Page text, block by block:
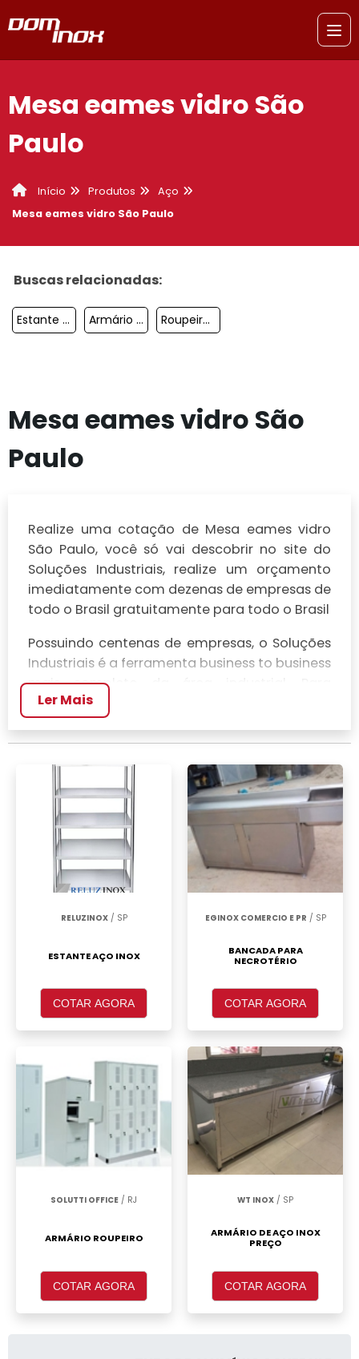
Mesa eames vidro São
Paulo
Início Produtos
Aço
Mesa eames vidro São Paulo
Buscas relacionadas:
Estante De Aço Reforçada São Bernardo Do Campo Armário De Aço Tipo Roupeiro Campinas Roupeiro De Aço 20 Portas Com Chave Diadema
Mesa eames vidro São
Paulo
Realize uma cotação de Mesa eames vidro
São Paulo, você só vai descobrir no site do
Soluções Industriais, realize um orçamento
imediatamente com dezenas de empresas de
todo o Brasil gratuitamente para todo o Brasil
Possuindo centenas de empresas, o Soluções
Industriais é a ferramenta business to business
mais completo da área industrial. Para
realizar um orçamento de Mesa eames vidro
São Paulo, clique em um ou mais dos
anuciantes a seguir:
Ler Mais
RELUZINOX/ SP
ESTANTE AÇO INOX
COTAR AGORA
EGINOX COMERCIO E PR / SP
BANCADA PARA
NECROTÉRIO
COTAR AGORA
SOLUTTI OFFICE / RJ
ARMÁRIO ROUPEIRO
COTAR AGORA
WT INOX / SP
ARMÁRIO DE AÇO INOX
PREÇO
COTAR AGORA